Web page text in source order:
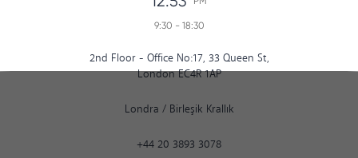
9:30 - 18:30
2nd Floor - Office No:17, 33 Queen St,
London EC4R 1AP
Londra / Birleşik Krallık
+44 20 3893 3078